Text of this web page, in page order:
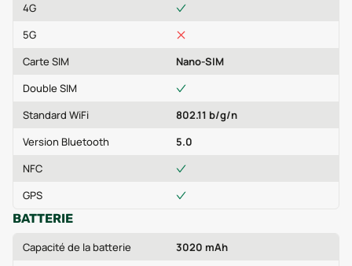
4G
5G
Carte SIM
Nano-SIM
Double SIM
Standard WiFi
802.11 b/g/n
Version Bluetooth
5.0
NFC
GPS
BATTERIE
Capacité de la batterie
3020 mAh